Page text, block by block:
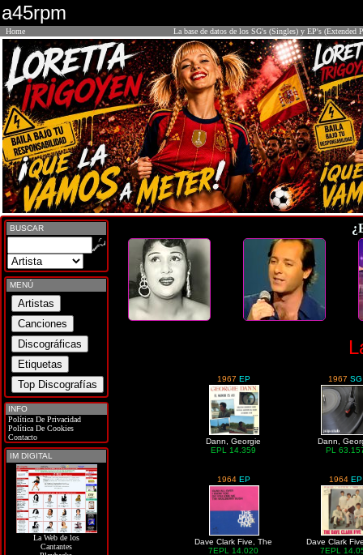
a45rpm
Home La base de datos de los SG's (Singles) y EP's (Extended
BUSCAR
MENÚ
INFO
Política De Privacidad
Política De Cookies
Contacto
IM DIGITAL
La Web de los
Cantantes
1967 EP
Dann, Georgie
EPL 14.359
1967SG
Dann,
PL
1964 EP
Dave Clark Five, The
7EPL 14.020
1964 EP
Dave Clark
7EPL